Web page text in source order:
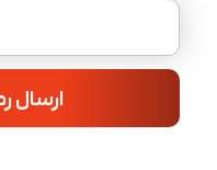
ارسال